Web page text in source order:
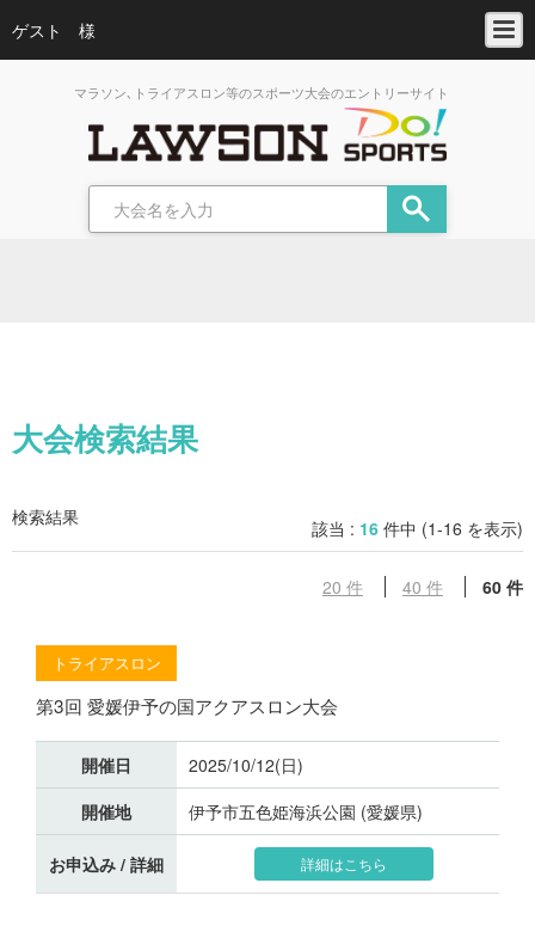
ゲスト 様
マラソン､トライアスロン等のスポーツ大会のエントリーサイト
大会検索結果
検索結果 該当 : 16 件中 (1-16 を表示)
20 件 40 件 60 件
トライアスロン
第3回 愛媛伊予の国アクアスロン大会
開催日
2025/10/12(日)
開催地
伊予市五色姫海浜公園 (愛媛県)
お申込み / 詳細 詳細はこちら